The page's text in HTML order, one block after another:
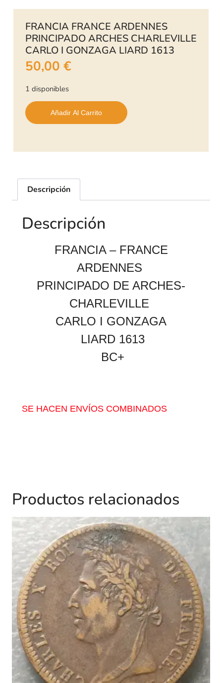
FRANCIA FRANCE ARDENNES
PRINCIPADO ARCHES CHARLEVILLE
CARLO I GONZAGA LIARD 1613
50,00 €
1 disponibles
Añadir Al Carrito
Descripción
Descripción
FRANCIA – FRANCE
ARDENNES
PRINCIPADO DE ARCHES-
CHARLEVILLE
CARLO I GONZAGA
LIARD 1613
BC+
SE HACEN ENVÍOS COMBINADOS
Productos relacionados